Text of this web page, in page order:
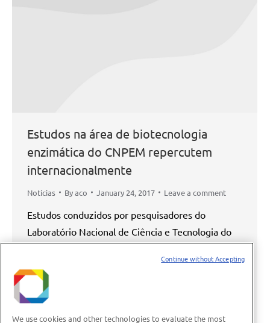
Estudos na área de biotecnologia
enzimática do CNPEM repercutem
internacionalmente
Notícias Byaco January 24, 2017 Leave a comment
Estudos conduzidos por pesquisadores do
Laboratório Nacional de Ciência e Tecnologia do
recentemente, voos mais altos ao serem citados
por pesquisadores influentes. “Temos muito o
que comemorar”, pontua Mário Murakami,
coordenador da Divisão Molecular no CTBE e
We use cookies and other technologies to evaluate the most
Continue without Accepting